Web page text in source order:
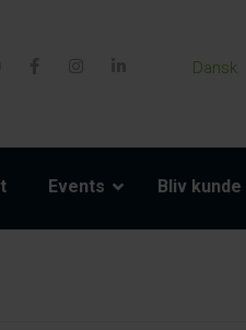
Dansk
Events Bliv kunde